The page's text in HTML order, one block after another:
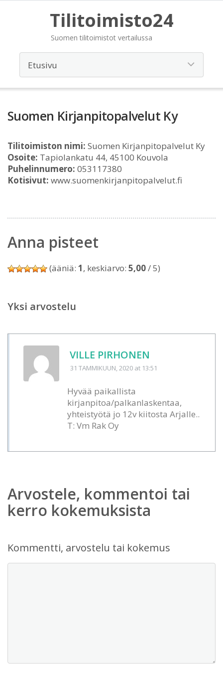
Tilitoimisto24
Suomen tilitoimistot vertailussa
Suomen Kirjanpitopalvelut Ky
Tilitoimiston nimi: Suomen Kirjanpitopalvelut Ky
Osoite: Tapiolankatu 44, 45100 Kouvola
Puhelinnumero: 053117380
Kotisivut: www.suomenkirjanpitopalvelut.fi
Anna pisteet
(ääniä: 1, keskiarvo: 5,00/ 5)
Yksi arvostelu
VILLE PIRHONEN
31 TAMMIKUUN, 2020 at 13:51
Hyvää paikallista
kirjanpitoa/palkanlaskentaa,
yhteistyötä jo 12v kiitosta Arjalle..
T: Vm Rak Oy
Arvostele, kommentoi tai
kerro kokemuksista
Kommentti, arvostelu tai kokemus